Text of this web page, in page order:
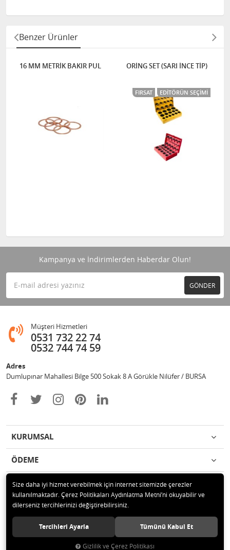
Benzer Ürünler
16 MM METRİK BAKIR PUL ORİNG SET (SARI İNCE TİP)
FIRSAT EDITÖRÜN SEÇIMI
Kampanya ve İndirimlerden Haberdar Olun!
GÖNDER
Müşteri Hizmetleri
0531 732 22 74
0532 744 74 59
Adres
Dumlupınar Mahallesi Bilge 500 Sokak 8 A Görükle Nilüfer / BURSA
KURUMSAL
ÖDEME
İLETİŞİM
© 2020 MAG OTOMOTİV Tüm hakları saklıdır.
Size daha iyi hizmet verebilmek için internet sitemizde çerezler
kullanılmaktadır. Çerez Politikaları Aydınlatma Metni’ni okuyabilir ve
dilerseniz tercihlerinizi değiştirebilirsiniz.
Tercihleri Ayarla Tümünü Kabul Et
Gizlilik ve Çerez Politikası